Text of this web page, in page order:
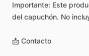
Importante: Este
del capuchón. No
📩 Contacto